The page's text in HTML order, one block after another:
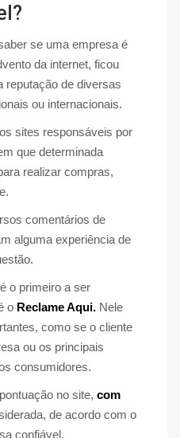
se uma empresa é
da internet, ficou
reputação de diversas
ou internacionais.
sites responsáveis por
que determinada
realizar compras,
comentários de
alguma experiência de
o primeiro a ser
o Reclame Aqui. Nele
como se o cliente
ou os principais
consumidores.
no site, com
de acordo com o
confiável.